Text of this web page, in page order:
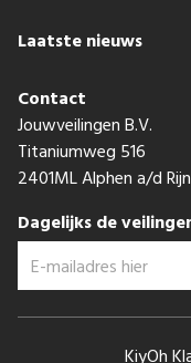
Laatste nieuws
Contact
Jouwveilingen B.V.
Titaniumweg 516
2401ML Alphen a/d Rijn
Dagelijks de